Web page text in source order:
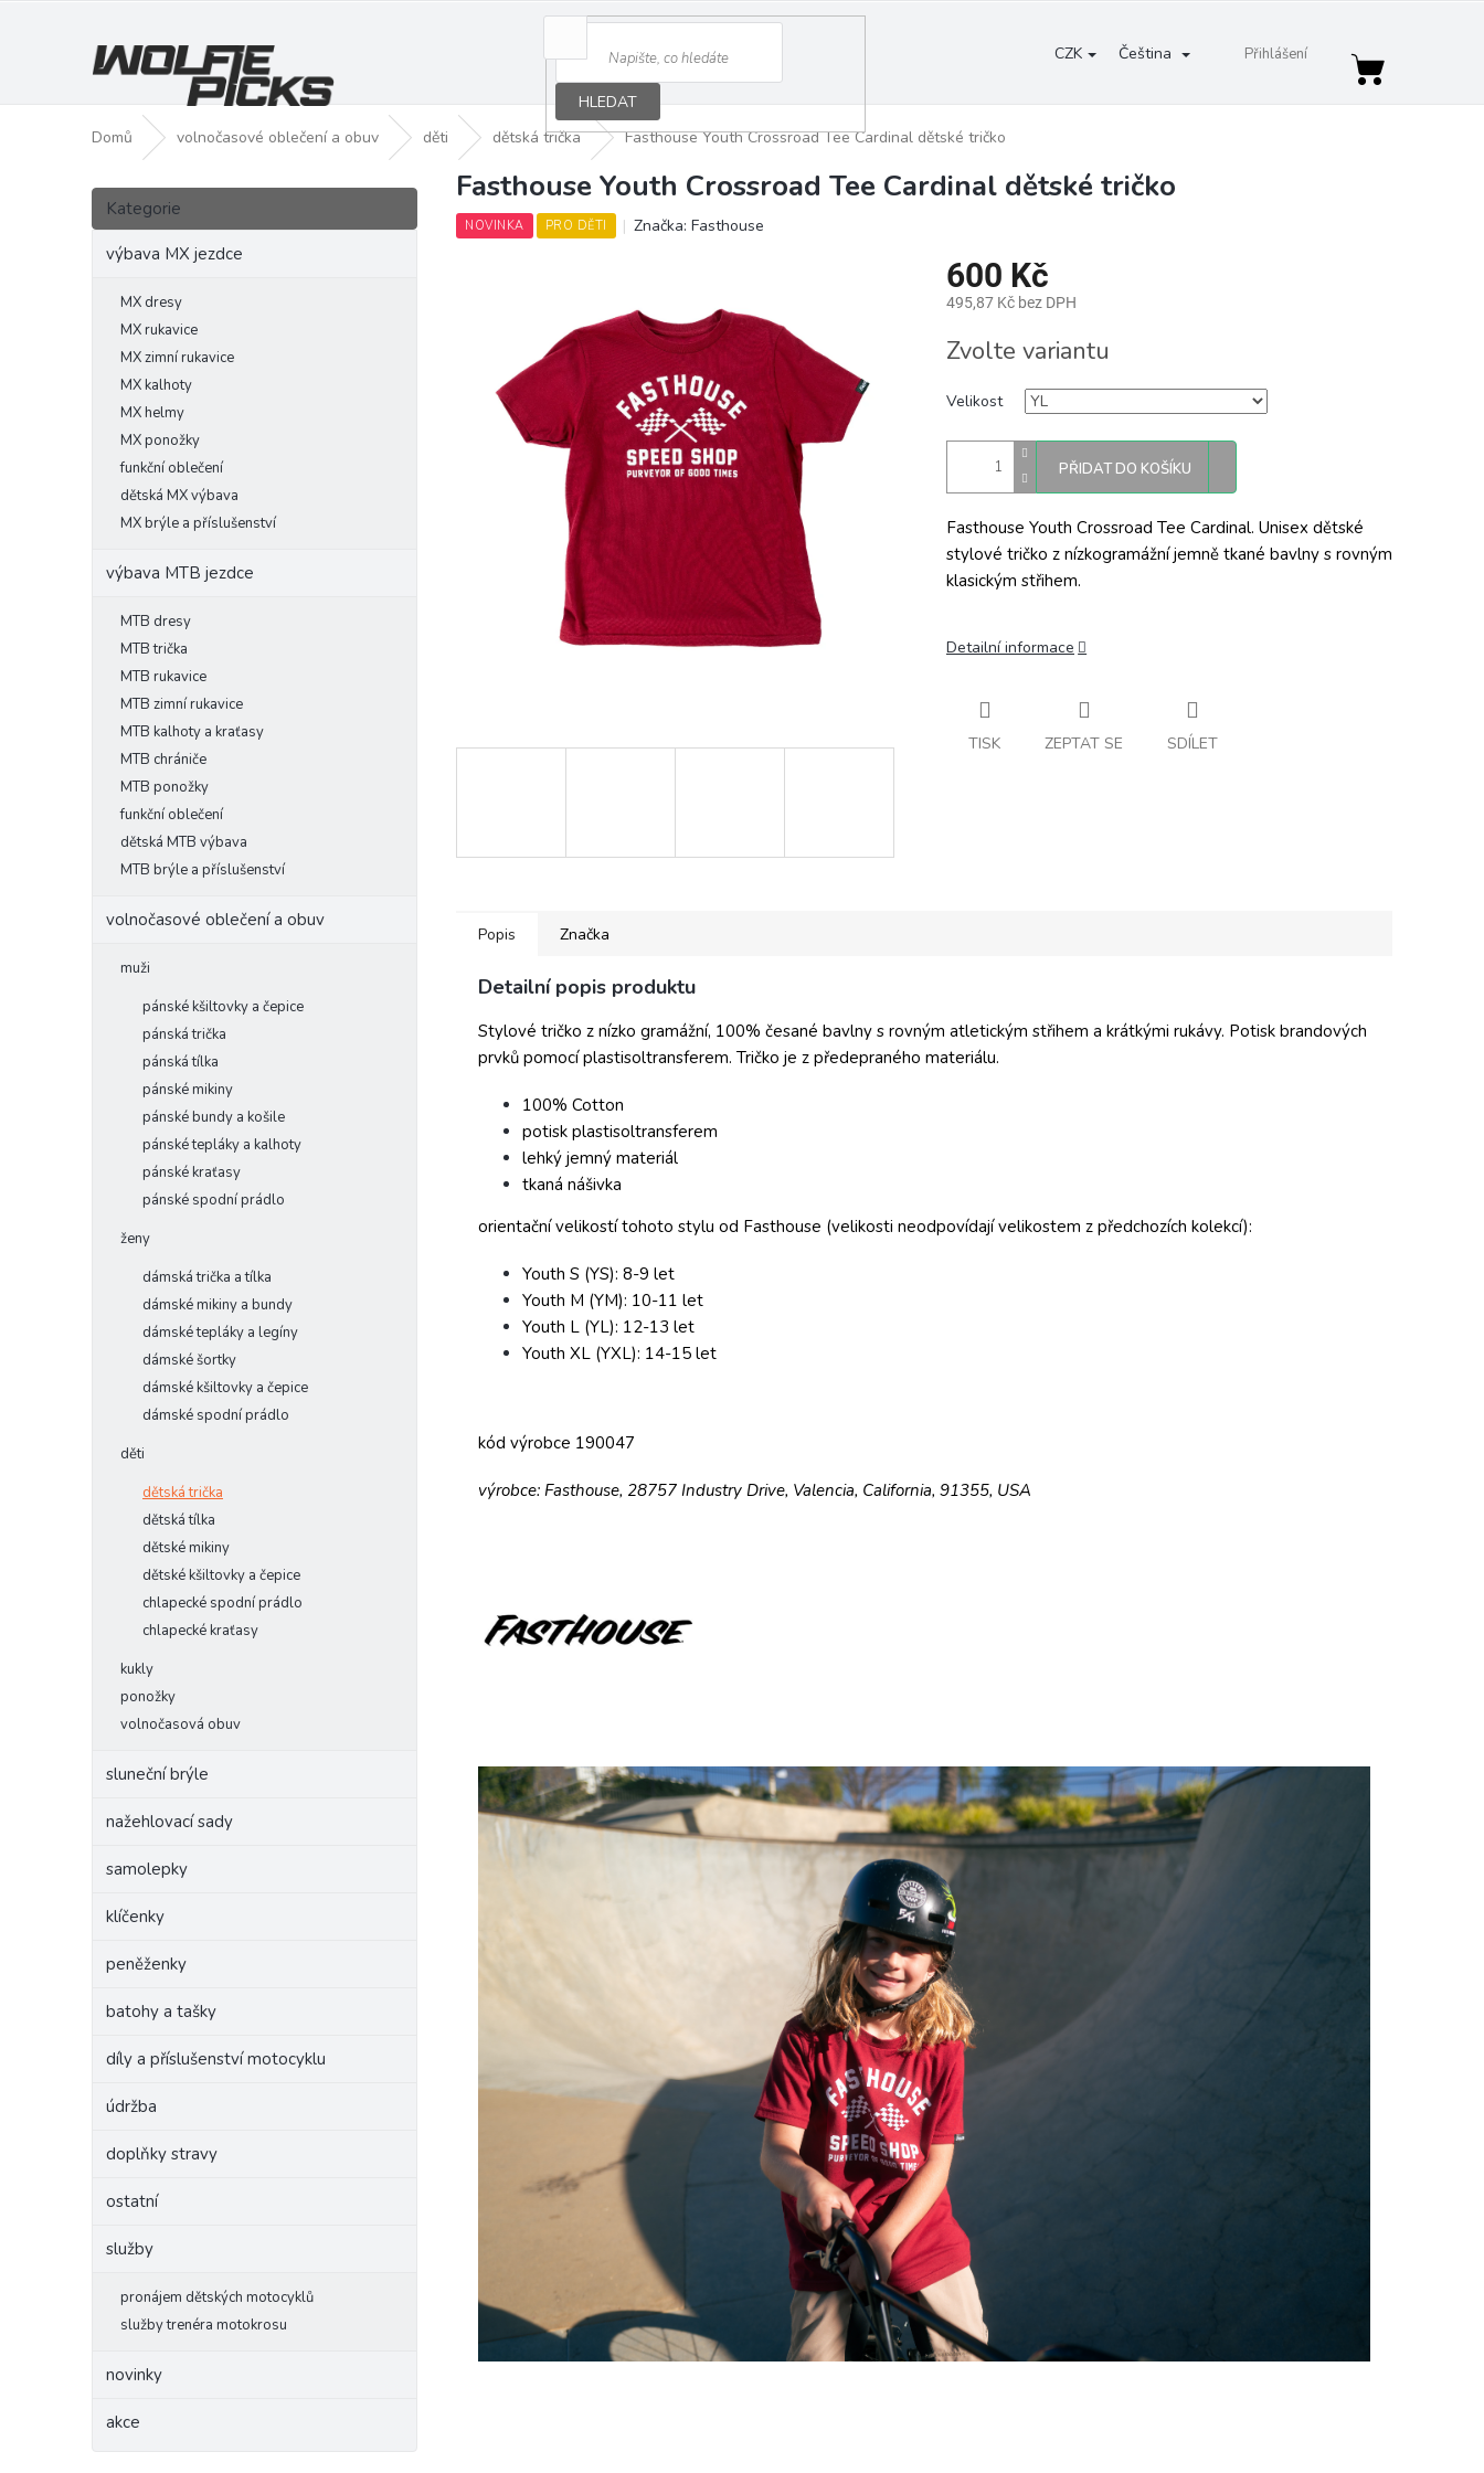
CZK Čeština Přihlášení
HLEDAT
Nákupní
Domů volnočasové oblečení a obuv děti dětská trička Fasthouse Youth Crossroad Tee Cardinal dětské tričko
P
s
Přeskočit
kategorie
Kategorie
výbava MX jezdce
MX dresy
MX rukavice
MX zimní rukavice
MX kalhoty
MX helmy
MX ponožky
funkční oblečení
dětská MX výbava
MX brýle a příslušenství
výbava MTB jezdce
MTB dresy
MTB trička
MTB rukavice
MTB zimní rukavice
MTB kalhoty a kraťasy
MTB chrániče
MTB ponožky
funkční oblečení
dětská MTB výbava
MTB brýle a příslušenství
volnočasové oblečení a obuv
muži
pánské kšiltovky a čepice
pánská trička
pánská tílka
pánské mikiny
pánské bundy a košile
pánské tepláky a kalhoty
pánské kraťasy
pánské spodní prádlo
ženy
dámská trička a tílka
dámské mikiny a bundy
dámské tepláky a legíny
dámské šortky
dámské kšiltovky a čepice
dámské spodní prádlo
děti
dětská trička
dětská tílka
dětské mikiny
dětské kšiltovky a čepice
chlapecké spodní prádlo
chlapecké kraťasy
kukly
ponožky
volnočasová obuv
sluneční brýle
nažehlovací sady
samolepky
klíčenky
peněženky
batohy a tašky
díly a příslušenství motocyklu
údržba
doplňky stravy
ostatní
služby
pronájem dětských motocyklů
služby trenéra motokrosu
novinky
akce
Fasthouse Youth Crossroad Tee Cardinal dětské tričko
NOVINKA PRO DĚTI Značka:Fasthouse
600 Kč
495,87 Kč bez DPH
cena:
Zvolte variantu
Velikost
PŘIDAT DO KOŠÍKU
Fasthouse Youth Crossroad Tee Cardinal. Unisex dětské
stylové tričko z nízkogramážní jemně tkané bavlny s rovným
klasickým střihem.
Detailní informace
TISK ZEPTAT SE SDÍLET
Popis Značka
Detailní popis produktu
Stylové tričko z nízko gramážní, 100% česané bavlny s rovným atletickým střihem a krátkými rukávy. Potisk brandových
prvků pomocí plastisoltransferem. Tričko je z předepraného materiálu.
100% Cotton
potisk plastisoltransferem
lehký jemný materiál
tkaná nášivka
orientační velikostí tohoto stylu od Fasthouse (velikosti neodpovídají velikostem z předchozích kolekcí):
Youth S (YS): 8-9 let
Youth M (YM): 10-11 let
Youth L (YL): 12-13 let
Youth XL (YXL): 14-15 let
kód výrobce 190047
výrobce: Fasthouse, 28757 Industry Drive, Valencia, California, 91355, USA